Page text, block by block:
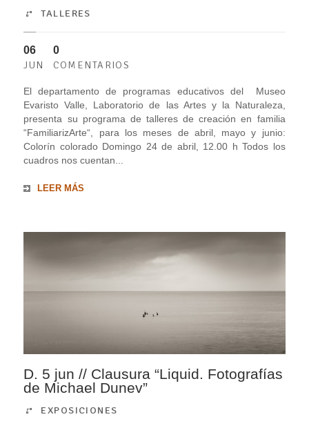
TALLERES
06
JUN
0
COMENTARIOS
El departamento de programas educativos del Museo
Evaristo Valle, Laboratorio de las Artes y la Naturaleza,
presenta su programa de talleres de creación en familia
“FamiliarizArte“, para los meses de abril, mayo y junio:
Colorín colorado Domingo 24 de abril, 12.00 h Todos los
cuadros nos cuentan...
LEER MÁS
D. 5 jun // Clausura “Liquid. Fotografías
de Michael Dunev”
EXPOSICIONES